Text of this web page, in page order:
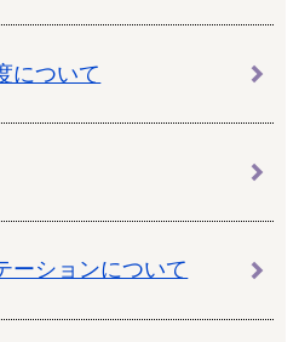
について
ーションについて